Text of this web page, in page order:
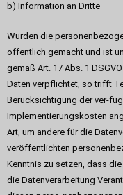
b) Information an Dritte
Wurden die
öffentlich gemacht und ist
gemäß Art. 17 Abs. 1
Daten verpflichtet, so trifft
Berücksichtigung der ver-
Implementierungskosten
Art, um andere für die
veröffentlichten
Kenntnis zu setzen, dass
die Datenverarbeitung